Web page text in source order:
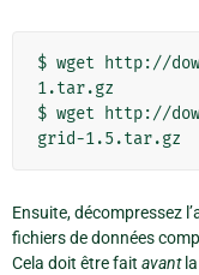
$ wget http://
1.tar.gz
$ wget http://
Ensuite, décompressez
fichiers de données
Cela doit être fait avantla